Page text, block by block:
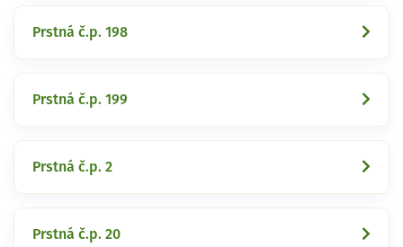
Prstná č.p. 198
Prstná č.p. 199
Prstná č.p. 2
Prstná č.p. 20